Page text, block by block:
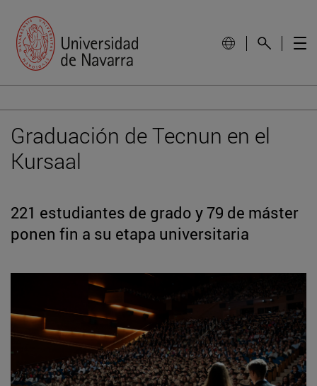
Graduación de Tecnun en el
Kursaal
221 estudiantes de grado y 79 de máster
ponen fin a su etapa universitaria